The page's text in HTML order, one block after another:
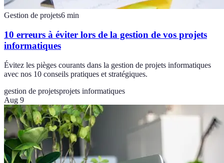
Gestion de projets6 min
10 erreurs à éviter lors de la gestion de vos projets
informatiques
Évitez les pièges courants dans la gestion de projets informatiques
avec nos 10 conseils pratiques et stratégiques.
gestion de projetsprojets informatiques
Aug 9